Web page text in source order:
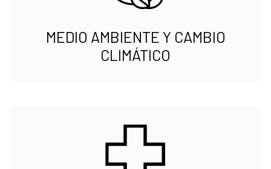
MEDIO AMBIENTE Y CAMBIO
CLIMÁTICO